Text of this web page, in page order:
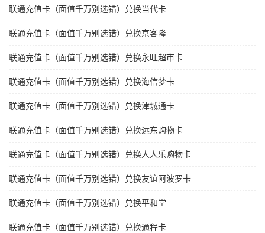
联通充值卡（面值千万别选错）兑换当代卡
联通充值卡（面值千万别选错）兑换京客隆
联通充值卡（面值千万别选错）兑换永旺超市卡
联通充值卡（面值千万别选错）兑换海信梦卡
联通充值卡（面值千万别选错）兑换津城通卡
联通充值卡（面值千万别选错）兑换远东购物卡
联通充值卡（面值千万别选错）兑换人人乐购物卡
联通充值卡（面值千万别选错）兑换友谊阿波罗卡
联通充值卡（面值千万别选错）兑换平和堂
联通充值卡（面值千万别选错）兑换通程卡